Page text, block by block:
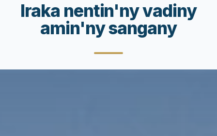
Iraka nentin'ny vadiny
amin'ny sangany